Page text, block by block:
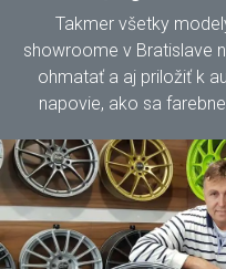
Takmer všetky
showroome v Bratislave
ohmatať a aj priložiť k
napovie, ako sa